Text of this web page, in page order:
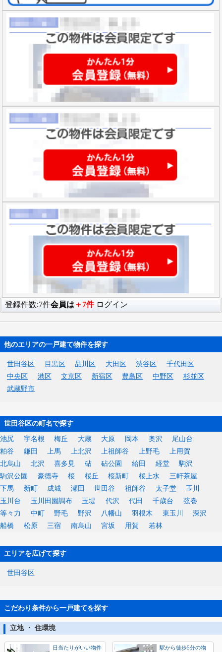
登録件数:7件会員は ＋7件 ログイン
他のエリアの一戸建て物件を探す
世田谷区 目黒区 品川区 大田区 渋谷区
千代田区
中央区
港区 文京区 新宿区 豊島区 中野区
杉並区
武蔵野市
世田谷区の町名で探す
池尻 宇名根 梅丘 大蔵 大原 岡本 奥沢
尾山台
粕谷
鎌田 上馬 上北沢 上祖師谷 上野毛
上用賀
北烏山
北沢 喜多見 砧 砧公園 給田 経堂
駒沢
駒沢公園
豪徳寺 桜 桜丘 桜新町 桜上水
三軒茶屋
下馬
新町 成城 瀬田 世田谷 祖師谷 太子堂
玉川
玉川台
玉川田園調布 玉堤 代沢 代田 千歳台
弦巻
等々力
中町 野毛 野沢 八幡山 羽根木 東玉川
深沢
船橋
松原 三宿 南烏山 宮坂 用賀 若林
エリアを広げて探す
世田谷区
こだわり条件から一戸建てを探す
立地 ・ 住環境
日当たりがいい物件
駅から徒歩5分の物